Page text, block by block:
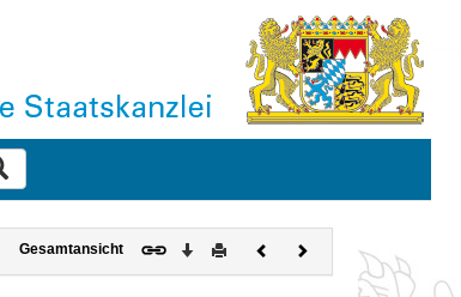
Gesamtansicht Download
DruckenVorherigesNächstes
Dokument